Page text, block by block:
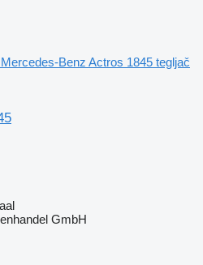
Mercedes-Benz Actros 1845 tegljač
GmbH